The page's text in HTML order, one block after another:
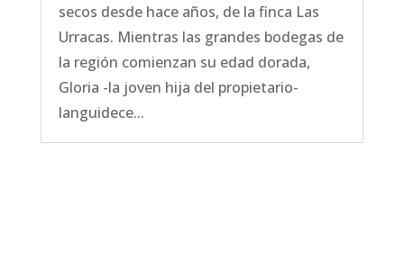
secos desde hace años, de la finca Las
Urracas. Mientras las grandes bodegas de
la región comienzan su edad dorada,
Gloria -la joven hija del propietario-
languidece...